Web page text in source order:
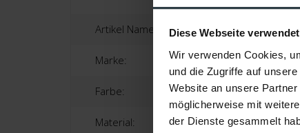
Diese Webseite
Wir verwenden Cookies,
und die Zugriffe auf
Website an unsere
möglicherweise mit
der Dienste gesammelt
Artikel Name:
Marke:
Farbe:
Material: